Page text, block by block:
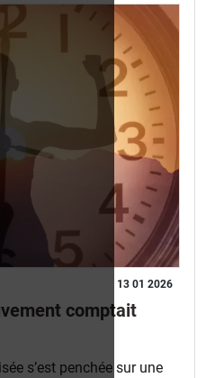
13 01 2026
comptait
s’est penchée sur une